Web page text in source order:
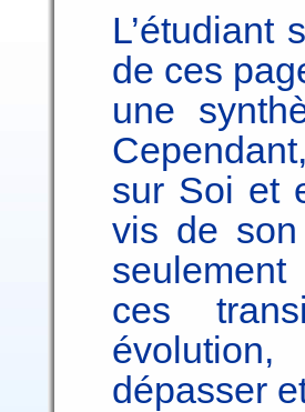
L’étudiant
de ces
une
sur Soi et
vis de
ces
dépasser